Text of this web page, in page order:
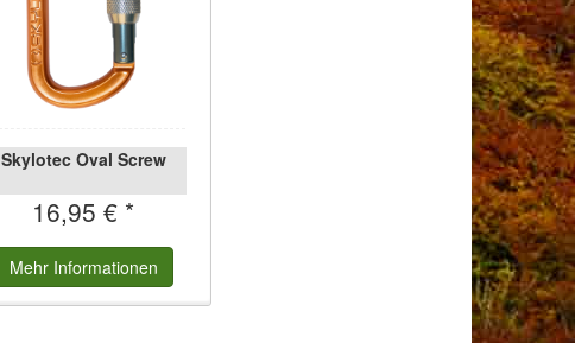
Skylotec Oval Screw
16,95 € *
MehrInformationen